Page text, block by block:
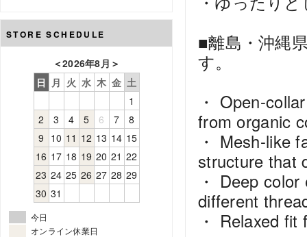
STORE SCHEDULE
＜2026年8月 ＞
日 月 火 水 木 金 土
1
2
3 4 5 6 7
8
9 10 11 12 13 14 15
16 17 18 19 20 21 22
23 24 25 26 27 28 29
30 31
今日
オンライン休業日
■離島・沖縄
す。
・ Open-
from organic
・ Mesh-like
structure that
・ Deep
different
・ Relaxed